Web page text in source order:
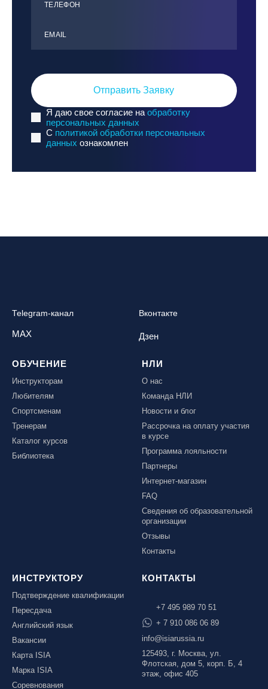
ТЕЛЕФОН
ЕMАIL
Отправить Заявку
Я даю свое согласие на обработку
персональных данных
C политикой обработки персональных
данных ознакомлен
Telegram-канал Вконтакте
MAX Дзен
ОБУЧЕНИЕ
Инструкторам
Любителям
Спортсменам
Тренерам
Каталог курсов
Библиотека
НЛИ
О нас
Команда НЛИ
Новости и блог
Рассрочка на оплату участия
в курсе
Программа лояльности
Партнеры
Интернет-магазин
FAQ
Сведения об образовательной
организации
Отзывы
Контакты
ИНСТРУКТОРУ
Подтверждение квалификации
Пересдача
Английский язык
Вакансии
Карта ISIA
Марка ISIA
Соревнования
КОНТАКТЫ
+7 495 989 70 51
+ 7 910 086 06 89
info@isiarussia.ru
125493, г. Москва, ул.
Флотская, дом 5, корп. Б, 4
этаж, офис 405